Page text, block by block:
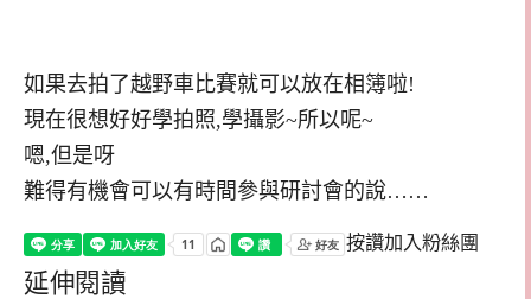
如果去拍了越野車比賽就可以放在相簿啦!
現在很想好好學拍照,學攝影~所以呢~
嗯,但是呀
難得有機會可以有時間參與研討會的說……
按讚加入粉絲團
延伸閱讀